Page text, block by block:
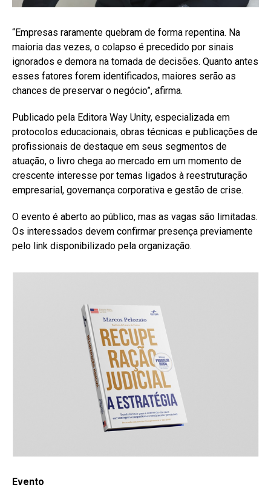
“Empresas raramente quebram de forma repentina. Na
maioria das vezes, o colapso é precedido por sinais
ignorados e demora na tomada de decisões. Quanto antes
esses fatores forem identificados, maiores serão as
chances de preservar o negócio”, afirma.
Publicado pela Editora Way Unity, especializada em
protocolos educacionais, obras técnicas e publicações de
profissionais de destaque em seus segmentos de
atuação, o livro chega ao mercado em um momento de
crescente interesse por temas ligados à reestruturação
empresarial, governança corporativa e gestão de crise.
O evento é aberto ao público, mas as vagas são limitadas.
Os interessados devem confirmar presença previamente
pelo link disponibilizado pela organização.
Evento